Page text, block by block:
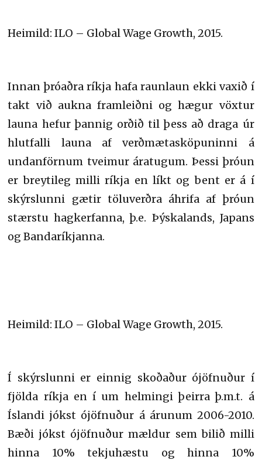
Heimild: ILO – Global Wage Growth, 2015.
Innan þróaðra ríkja hafa raunlaun ekki vaxið í
takt við aukna framleiðni og hægur vöxtur
launa hefur þannig orðið til þess að draga úr
hlutfalli launa af verðmætasköpuninni á
undanförnum tveimur áratugum. Þessi þróun
er breytileg milli ríkja en líkt og bent er á í
skýrslunni gætir töluverðra áhrifa af þróun
stærstu hagkerfanna, þ.e. Þýskalands, Japans
og Bandaríkjanna.
Heimild: ILO – Global Wage Growth, 2015.
Í skýrslunni er einnig skoðaður ójöfnuður í
fjölda ríkja en í um helmingi þeirra þ.m.t. á
Íslandi jókst ójöfnuður á árunum 2006-2010.
Bæði jókst ójöfnuður mældur sem bilið milli
hinna 10% tekjuhæstu og hinna 10%